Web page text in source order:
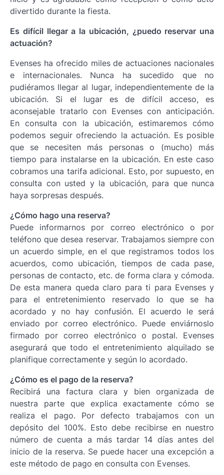
divertido durante la fiesta.
Es difícil llegar a la ubicación, ¿puedo reservar una
actuación?
Evenses ha ofrecido miles de actuaciones nacionales
e internacionales. Nunca ha sucedido que no
pudiéramos llegar al lugar, independientemente de la
ubicación. Si el lugar es de difícil acceso, es
aconsejable tratarlo con Evenses con anticipación.
En consulta con la ubicación, estimaremos cómo
podemos seguir ofreciendo la actuación. Es posible
que se necesiten más personas o (mucho) más
tiempo para instalarse en la ubicación. En este caso
cobramos una tarifa adicional. Esto, por supuesto, en
consulta con usted y la ubicación, para que nunca
haya sorpresas después.
¿Cómo hago una reserva?
Puede informarnos por correo electrónico o por
teléfono que desea reservar. Trabajamos siempre con
un acuerdo simple, en el que registramos todos los
acuerdos, como ubicación, tiempos de cada pase,
personas de contacto, etc. de forma clara y cómoda.
De esta manera queda claro para ti para Evenses y
para el entretenimiento reservado lo que se ha
acordado y no hay confusión. El acuerdo le será
enviado por correo electrónico. Puede enviárnoslo
firmado por correo electrónico o postal. Evenses
asegurará que todo el entretenimiento alquilado se
planifique correctamente y según lo acordado.
¿Cómo es el pago de la reserva?
Recibirá una factura clara y bien organizada de
nuestra parte que explica exactamente cómo se
realiza el pago. Por defecto trabajamos con un
depósito del 100%. Esto debe recibirse en nuestro
número de cuenta a más tardar 14 días antes del
inicio de la reserva. Se puede hacer una excepción a
este método de pago en consulta con Evenses.